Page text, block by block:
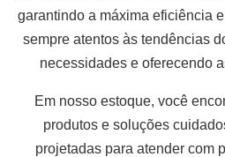
garantindo a máxima eficiência
sempre atentos às tendências
necessidades e oferecendo
Em nosso estoque, você
produtos e soluções
projetadas para atender com